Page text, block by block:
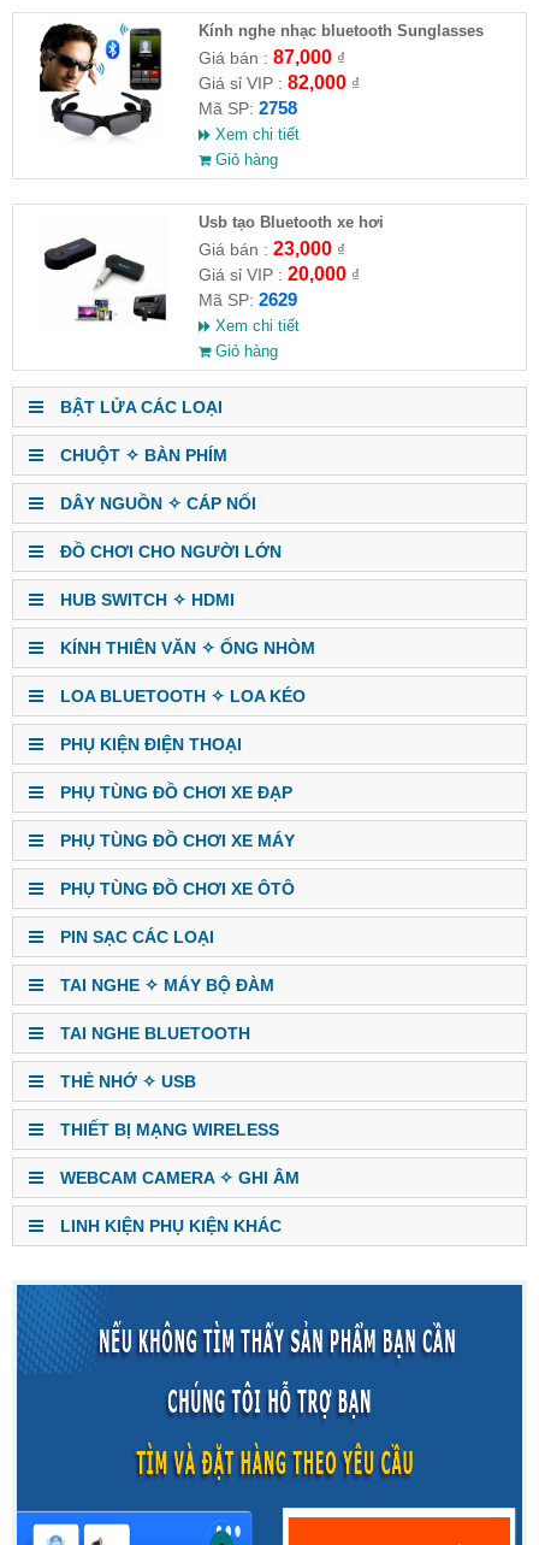
Kính nghe nhạc bluetooth Sunglasses
Giá bán : 87,000₫
Giá sỉ VIP : 82,000₫
Mã SP: 2758
Xem chi tiết
Giỏ hàng
Usb tạo Bluetooth xe hơi
Giá bán : 23,000₫
Giá sỉ VIP : 20,000₫
Mã SP: 2629
Xem chi tiết
Giỏ hàng
BẬT LỬA CÁC LOẠI
CHUỘT ✧ BÀN PHÍM
DÂY NGUỒN ✧ CÁP NỐI
ĐỒ CHƠI CHO NGƯỜI LỚN
HUB SWITCH ✧ HDMI
KÍNH THIÊN VĂN ✧ ỐNG NHÒM
LOA BLUETOOTH ✧ LOA KÉO
PHỤ KIỆN ĐIỆN THOẠI
PHỤ TÙNG ĐỒ CHƠI XE ĐẠP
PHỤ TÙNG ĐỒ CHƠI XE MÁY
PHỤ TÙNG ĐỒ CHƠI XE ÔTÔ
PIN SẠC CÁC LOẠI
TAI NGHE ✧ MÁY BỘ ĐÀM
TAI NGHE BLUETOOTH
THẺ NHỚ ✧ USB
THIẾT BỊ MẠNG WIRELESS
WEBCAM CAMERA ✧ GHI ÂM
LINH KIỆN PHỤ KIỆN KHÁC